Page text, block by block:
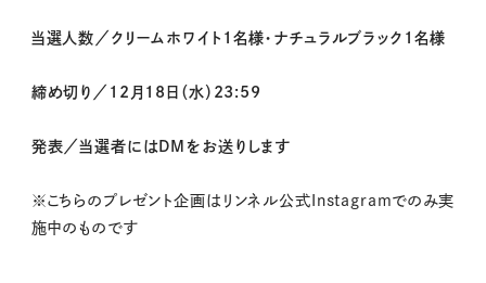
当選人数／クリームホワイト1名様・ナチュラルブラック1名様
締め切り／12月18日（水）23:59
発表／当選者にはDMをお送りします
※こちらのプレゼント企画はリンネル公式Instagramでのみ実
施中のものです